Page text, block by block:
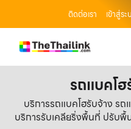
ติดต่อเรา เข้าสู่ร
รถแบคโ
บริการรถแบคโฮรับจ้าง รถ
บริการรับเคลียริ่งพื้นที่ ปรับ